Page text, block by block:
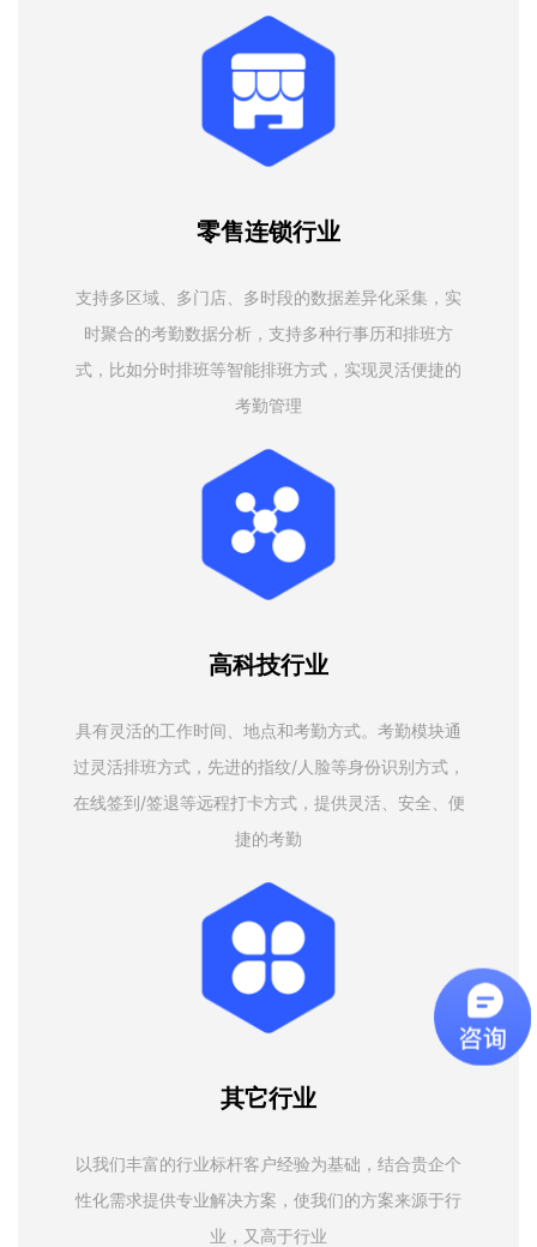
零售连锁行业
支持多区域、多门店、多时段的数据差异化采集，实
时聚合的考勤数据分析，支持多种行事历和排班方
式，比如分时排班等智能排班方式，实现灵活便捷的
考勤管理
高科技行业
具有灵活的工作时间、地点和考勤方式。考勤模块通
过灵活排班方式，先进的指纹/人脸等身份识别方式，
在线签到/签退等远程打卡方式，提供灵活、安全、便
捷的考勤
其它行业
以我们丰富的行业标杆客户经验为基础，结合贵企个
性化需求提供专业解决方案，使我们的方案来源于行
业，又高于行业